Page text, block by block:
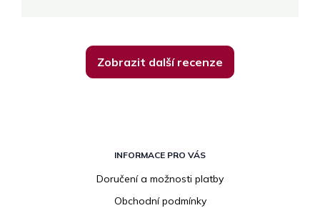
Zobrazit další recenze
INFORMACE PRO VÁS
Doručení a možnosti platby
Obchodní podmínky